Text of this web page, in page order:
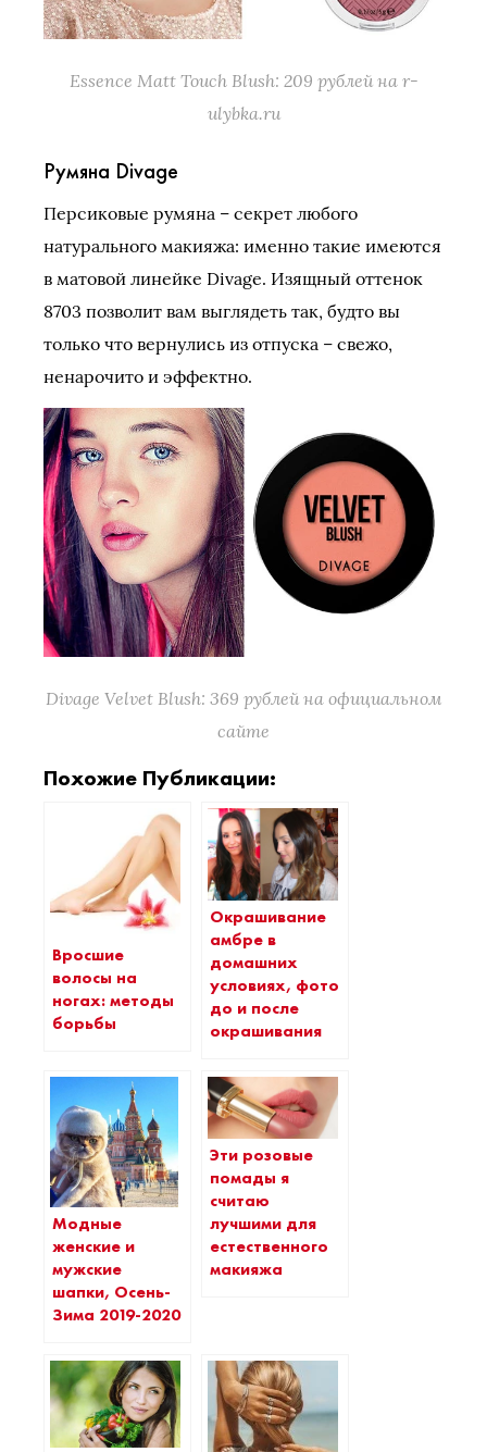
Essence Matt Touch Blush: 209 рублей на r-
ulybka.ru
Румяна Divage
Персиковые румяна – секрет любого
натурального макияжа: именно такие имеются
в матовой линейке Divage. Изящный оттенок
8703 позволит вам выглядеть так, будто вы
только что вернулись из отпуска – свежо,
ненарочито и эффектно.
Divage Velvet Blush: 369 рублей на официальном
сайте
Похожие Публикации:
Вросшие
волосы на
ногах: методы
борьбы
Окрашивание
амбре в
домашних
условиях, фото
до и после
окрашивания
Модные
женские и
мужские
шапки, Осень-
Зима 2019-2020
Эти розовые
помады я
считаю
лучшими для
естественного
макияжа